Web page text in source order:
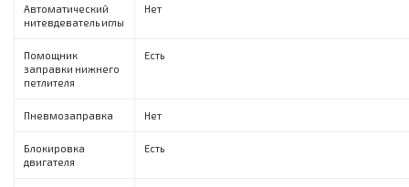
Автоматический
нитевдеватель иглы
Нет
Помощник
заправки нижнего
петлителя
Есть
Пневмозаправка Нет
Блокировка
двигателя
Есть